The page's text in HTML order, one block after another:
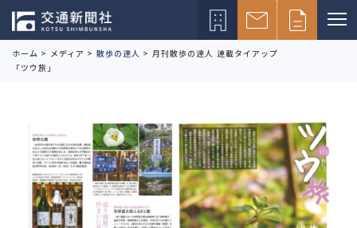
ホーム > メディア > 散歩の達人 > 月刊散歩の達人 連載タイアップ
「ツウ旅」